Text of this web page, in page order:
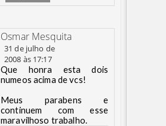
Osmar Mesquita
31 de julho de
2008 às 17:17
Que honra esta dois
numeos acima de vcs!
Meus parabens e
continuem com esse
maravilhoso trabalho.